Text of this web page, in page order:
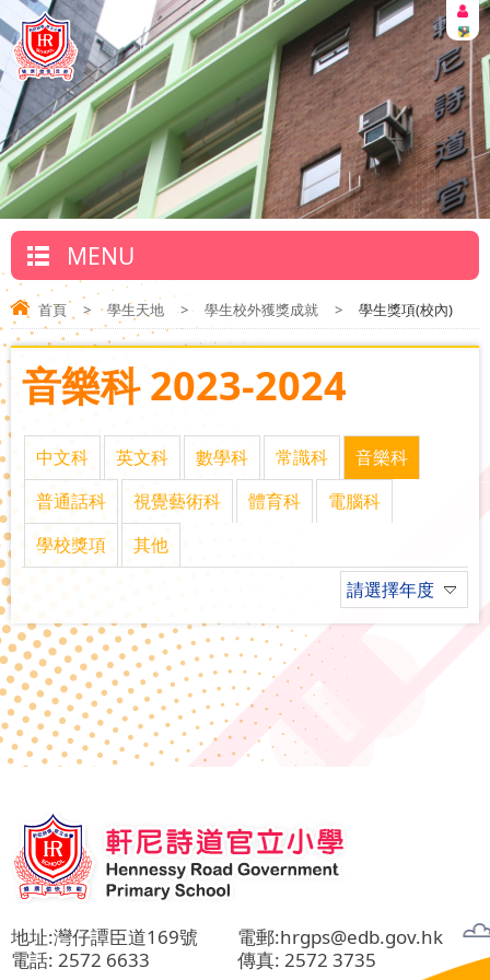
MENU
首頁 > 學生天地 > 學生校外獲獎成就 > 學生獎項(校內)
音樂科 2023-2024
中文科 英文科 數學科 常識科
音樂科
普通話科
視覺藝術科 體育科
電腦科
學校獎項
其他
請選擇年度
地址:灣仔譚臣道169號 電郵:hrgps@edb.gov.hk
電話: 2572 6633 傳真: 2572 3735